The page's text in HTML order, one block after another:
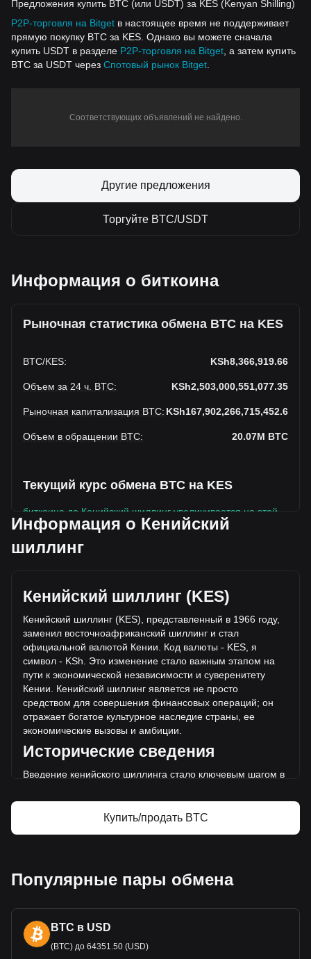
Предложения купить BTC (или USDT) за KES (Kenyan Shilling)
P2P-торговля на Bitget в настоящее время не поддерживает
прямую покупку BTC за KES. Однако вы можете сначала
купить USDT в разделе P2P-торговля на Bitget , а затем купить
BTC за USDT через Спотовый рынок Bitget
Соответствующих объявлений не найдено.
Другие предложения
Торгуйте BTC/USDT
Информация о биткоина
Рыночная статистика обмена BTC на KES
BTC/KES: KSh8,366,919.66
Объем за 24 ч. BTC: KSh2,503,000,551,077.35
Рыночная капитализация BTC: KSh167,902,266,715,452.6
Объем в обращении BTC: 20.07M BTC
Текущий курс обмена BTC на KES
биткоина до Кенийский шиллинг увеличивается на этой
неделе.
Текущая рыночная цена биткоина составляет
оборотного предложения биткоина
KSh167,902,266,715,452.6 KES. Объем торгов упал на
биткоина% (KSh118,052,541,524.84 KES) за последние
24 часа, а объем торгов +4.95 составил
KSh2,384,948,009,552.51 было продано за тот же
период.
Дополнительная информация о биткоина
на Bitget
Прогноз курса Bitcoin
Что такое Bitcoin (BTC)
Информация о Кенийский
шиллинг
Кенийский шиллинг (KES)
Кенийский шиллинг (KES), представленный в 1966 году,
заменил восточноафриканский шиллинг и стал
официальной валютой Кении. Код валюты - KES, я
символ - KSh. Это изменение стало важным этапом на
пути к экономической независимости и суверенитету
Кении. Кенийский шиллинг является не просто
средством для совершения финансовых операций; он
отражает богатое культурное наследие страны, ее
экономические вызовы и амбиции.
Исторические сведения
Введение кенийского шиллинга стало ключевым шагом в
символизирует отказ от валютного управления Восточно-
Африканским советом и стал важнейшей частью для
Дизайн кенийского шиллинга включает в себя элементы
Джомо Кеньятта и Мзи Джомо Кеньятта вместе с другими
выдающимися деятелями. Также на них представлены
Купить/продать BTC
Популярные пары обмена
BTC в USD
(BTC) до 64351.50 (USD)